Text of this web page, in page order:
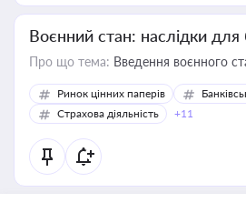
Воєнний стан: наслідки для
Про що тема: Введення воєнного
Ринок цінних паперів
Страхова діяльність
+11